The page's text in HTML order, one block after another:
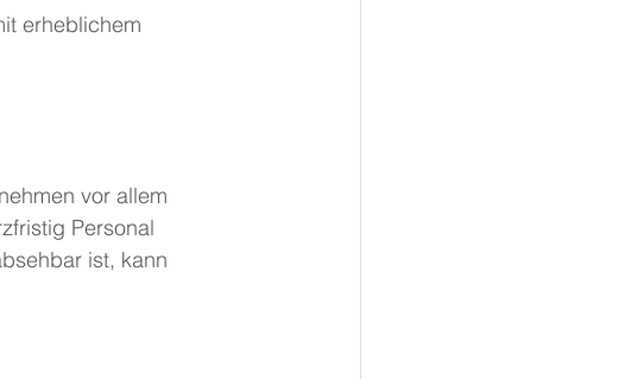
erheblichem
vor allem
Personal
ist, kann